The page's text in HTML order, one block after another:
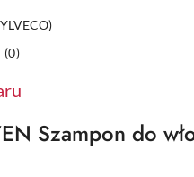
(0)
Szampon do